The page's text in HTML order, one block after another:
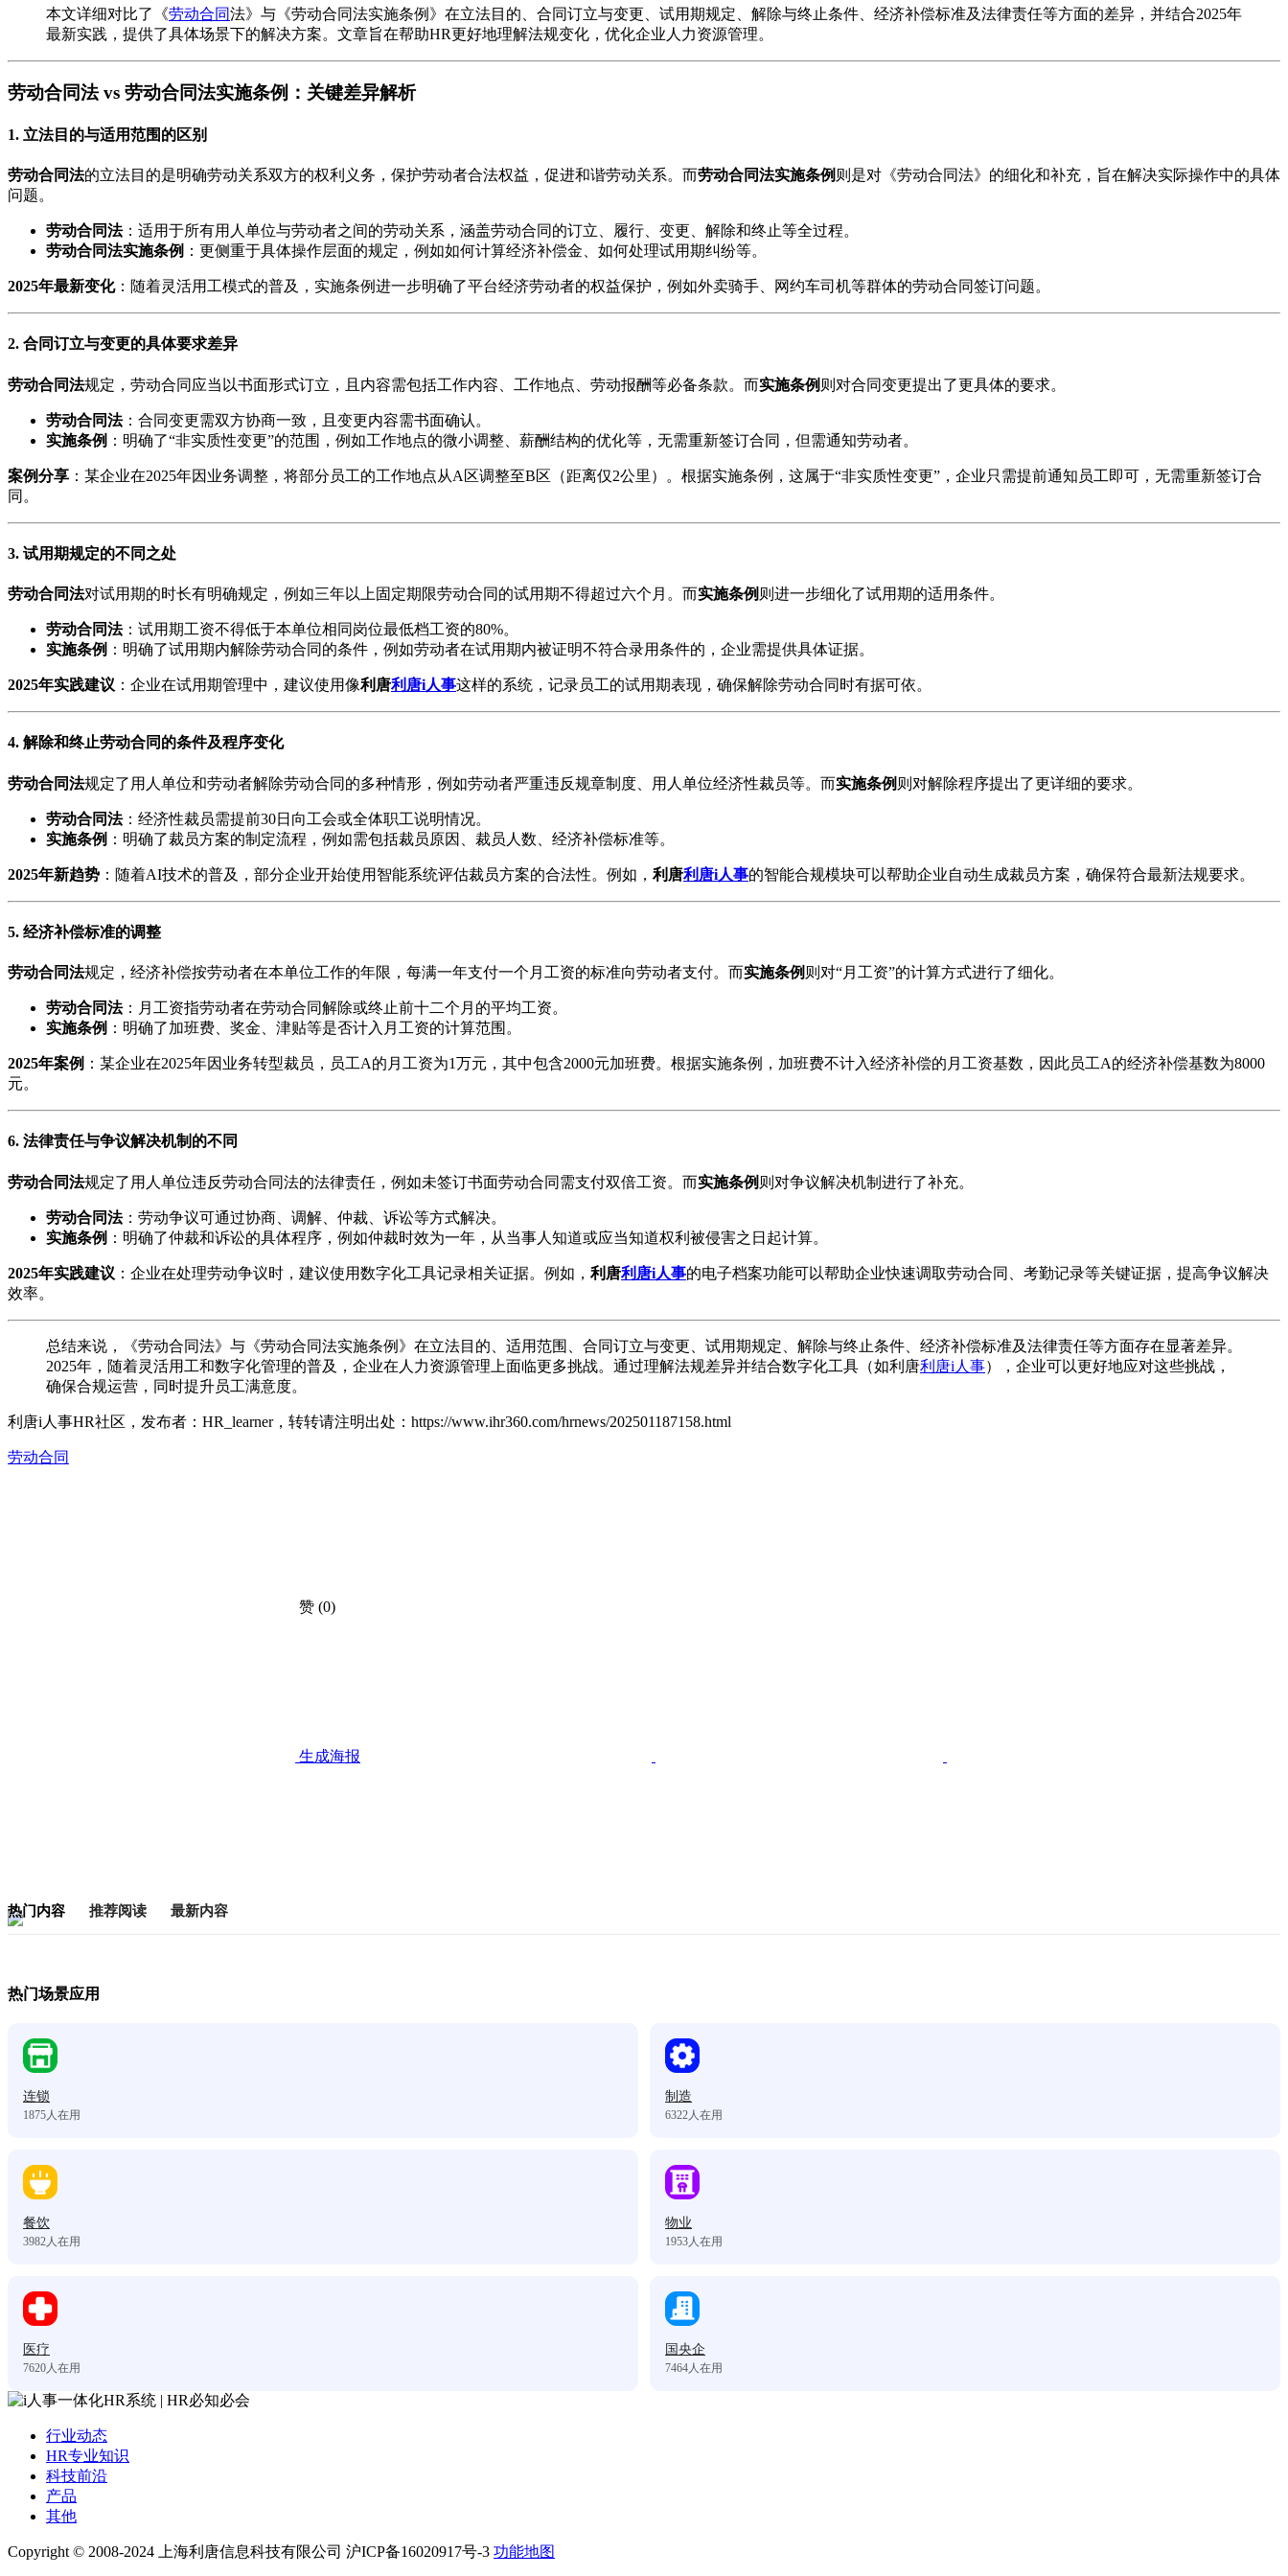
本文详细对比了《劳动合同法》与《劳动合同法实施条例》在立法目的、合同订立与变更、试用期规定、解除与终止条件、经济补偿标准及法律责任等方面的差异，并结合2025年
最新实践，提供了具体场景下的解决方案。文章旨在帮助HR更好地理解法规变化，优化企业人力资源管理。
劳动合同法 vs 劳动合同法实施条例：关键差异解析
1. 立法目的与适用范围的区别
劳动合同法的立法目的是明确劳动关系双方的权利义务，保护劳动者合法权益，促进和谐劳动关系。而劳动合同法实施条例 则是对《劳动合同法》的细化和补充，旨在解决实际操作中的具体
问题。
劳动合同法：适用于所有用人单位与劳动者之间的劳动关系，涵盖劳动合同的订立、履行、变更、解除和终止等全过程。
劳动合同法实施条例 ：更侧重于具体操作层面的规定，例如如何计算经济补偿金、如何处理试用期纠纷等。
2025年最新变化：随着灵活用工模式的普及，实施条例进一步明确了平台经济劳动者的权益保护，例如外卖骑手、网约车司机等群体的劳动合同签订问题。
2. 合同订立与变更的具体要求差异
劳动合同法规定，劳动合同应当以书面形式订立，且内容需包括工作内容、工作地点、劳动报酬等必备条款。而实施条例 则对合同变更提出了更具体的要求。
劳动合同法：合同变更需双方协商一致，且变更内容需书面确认。
实施条例 ：明确了“非实质性变更”的范围，例如工作地点的微小调整、薪酬结构的优化等，无需重新签订合同，但需通知劳动者。
案例分享 ：某企业在2025年因业务调整，将部分员工的工作地点从A区调整至B区（距离仅2公里）。根据实施条例，这属于“非实质性变更”，企业只需提前通知员工即可，无需重新签订合
同。
3. 试用期规定的不同之处
劳动合同法对试用期的时长有明确规定，例如三年以上固定期限劳动合同的试用期不得超过六个月。而实施条例 则进一步细化了试用期的适用条件。
劳动合同法：试用期工资不得低于本单位相同岗位最低档工资的80%。
实施条例 ：明确了试用期内解除劳动合同的条件，例如劳动者在试用期内被证明不符合录用条件的，企业需提供具体证据。
2025年实践建议 ：企业在试用期管理中，建议使用像利唐利唐i人事这样的系统，记录员工的试用期表现，确保解除劳动合同时有据可依。
4. 解除和终止劳动合同的条件及程序变化
劳动合同法规定了用人单位和劳动者解除劳动合同的多种情形，例如劳动者严重违反规章制度、用人单位经济性裁员等。而实施条例 则对解除程序提出了更详细的要求。
劳动合同法：经济性裁员需提前30日向工会或全体职工说明情况。
实施条例 ：明确了裁员方案的制定流程，例如需包括裁员原因、裁员人数、经济补偿标准等。
2025年新趋势 ：随着AI技术的普及，部分企业开始使用智能系统评估裁员方案的合法性。例如， 利唐利唐i人事的智能合规模块可以帮助企业自动生成裁员方案，确保符合最新法规要求。
5. 经济补偿标准的调整
劳动合同法规定，经济补偿按劳动者在本单位工作的年限，每满一年支付一个月工资的标准向劳动者支付。而实施条例 则对“月工资”的计算方式进行了细化。
劳动合同法：月工资指劳动者在劳动合同解除或终止前十二个月的平均工资。
实施条例 ：明确了加班费、奖金、津贴等是否计入月工资的计算范围。
2025年案例 ：某企业在2025年因业务转型裁员，员工A的月工资为1万元，其中包含2000元加班费。根据实施条例，加班费不计入经济补偿的月工资基数，因此员工A的经济补偿基数为8000
元。
6. 法律责任与争议解决机制的不同
劳动合同法规定了用人单位违反劳动合同法的法律责任，例如未签订书面劳动合同需支付双倍工资。而实施条例 则对争议解决机制进行了补充。
劳动合同法：劳动争议可通过协商、调解、仲裁、诉讼等方式解决。
实施条例 ：明确了仲裁和诉讼的具体程序，例如仲裁时效为一年，从当事人知道或应当知道权利被侵害之日起计算。
2025年实践建议 ：企业在处理劳动争议时，建议使用数字化工具记录相关证据。例如， 利唐利唐i人事的电子档案功能可以帮助企业快速调取劳动合同、考勤记录等关键证据，提高争议解决
效率。
总结来说，《劳动合同法》与《劳动合同法实施条例》在立法目的、适用范围、合同订立与变更、试用期规定、解除与终止条件、经济补偿标准及法律责任等方面存在显著差异。
2025年，随着灵活用工和数字化管理的普及，企业在人力资源管理上面临更多挑战。通过理解法规差异并结合数字化工具（如利唐利唐i人事），企业可以更好地应对这些挑战，
确保合规运营，同时提升员工满意度。
利唐i人事HR社区，发布者：HR_learner，转转请注明出处： https://www.ihr360.com/hrnews/202501187158.html
劳动合同
赞 (0)
生成海报
热门内容 推荐阅读 最新内容
热门场景应用
连锁
1875 人在用
制造
6322 人在用
餐饮
3982 人在用
物业
1953 人在用
医疗
7620 人在用
国央企
7464 人在用
行业动态
HR专业知识
科技前沿
产品
其他
Copyright © 2008-2024 上海利唐信息科技有限公司 沪ICP备16020917号-3 功能地图